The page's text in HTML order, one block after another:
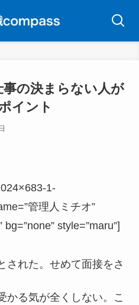
事の決まらない人が
イント
1-
管理人ミチオ”
style=”maru”]
された。せめて面接をさ
かる気が全くしない。こ